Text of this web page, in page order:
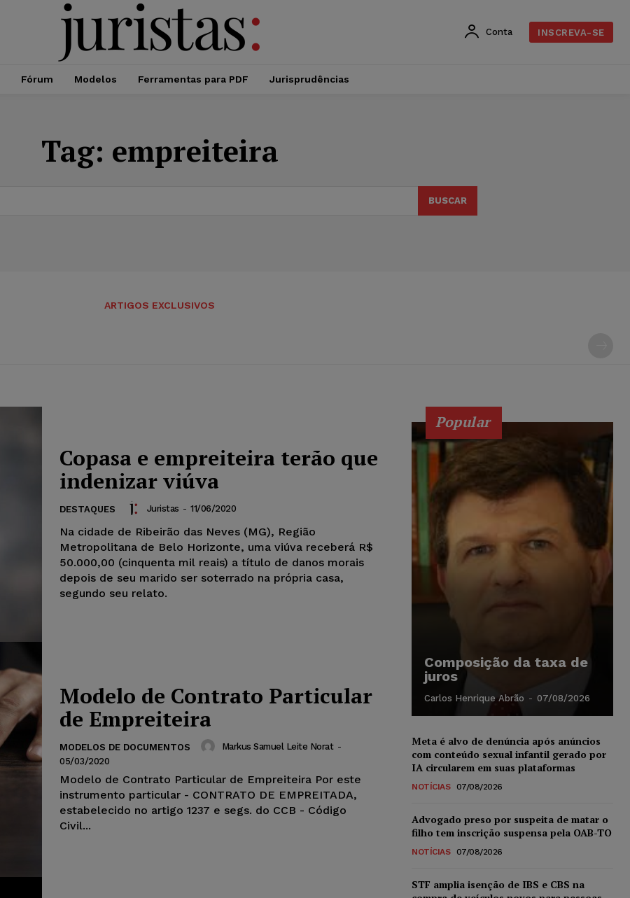
Conta INSCREVA-SE
Fórum Modelos Ferramentas para PDF Jurisprudências
Tag: empreiteira
BUSCAR
ARTIGOS EXCLUSIVOS
Copasa e empreiteira terão que
indenizar viúva
DESTAQUES Juristas - 11/06/2020
Na cidade de Ribeirão das Neves (MG), Região
Metropolitana de Belo Horizonte, uma viúva receberá R$
50.000,00 (cinquenta mil reais) a título de danos morais
depois de seu marido ser soterrado na própria casa,
segundo seu relato.
Modelo de Contrato Particular
de Empreiteira
MODELOS DE DOCUMENTOS Markus Samuel Leite Norat -
05/03/2020
Modelo de Contrato Particular de Empreiteira Por este
instrumento particular - CONTRATO DE EMPREITADA,
estabelecido no artigo 1237 e segs. do CCB - Código
Civil...
Popular
Composição da taxa de
juros
Carlos Henrique Abrão - 07/08/2026
Meta é alvo de denúncia após anúncios
com conteúdo sexual infantil gerado por
IA circularem em suas plataformas
NOTÍCIAS 07/08/2026
Advogado preso por suspeita de matar o
filho tem inscrição suspensa pela OAB-TO
NOTÍCIAS 07/08/2026
STF amplia isenção de IBS e CBS na